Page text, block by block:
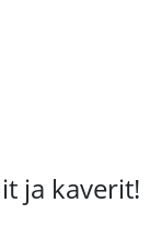
ja kaverit!